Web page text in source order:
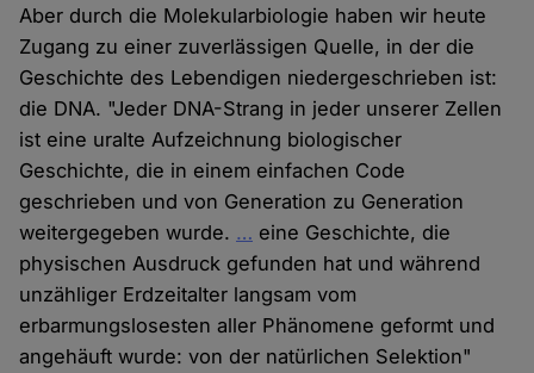
Aber durch die Molekularbiologie haben wir heute
Zugang zu einer zuverlässigen Quelle, in der die
Geschichte des Lebendigen niedergeschrieben ist:
die DNA. "Jeder DNA-Strang in jeder unserer Zellen
ist eine uralte Aufzeichnung biologischer
Geschichte, die in einem einfachen Code
geschrieben und von Generation zu Generation
weitergegeben wurde. … eine Geschichte, die
physischen Ausdruck gefunden hat und während
unzähliger Erdzeitalter langsam vom
erbarmungslosesten aller Phänomene geformt und
angehäuft wurde: von der natürlichen Selektion"